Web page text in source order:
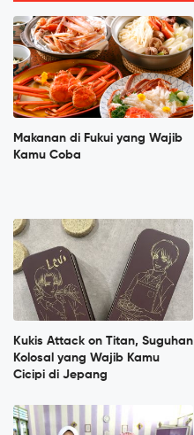
Makanan di Fukui yang Wajib
Kamu Coba
Kukis Attack on Titan, Suguhan
Kolosal yang Wajib Kamu
Cicipi di Jepang